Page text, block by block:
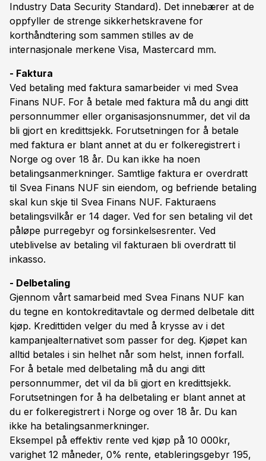
Industry Data Security Standard). Det innebærer at de
oppfyller de strenge sikkerhetskravene for
korthåndtering som sammen stilles av de
internasjonale merkene Visa, Mastercard mm.
- Faktura
Ved betaling med faktura samarbeider vi med Svea
Finans NUF. For å betale med faktura må du angi ditt
personnummer eller organisasjonsnummer, det vil da
bli gjort en kredittsjekk. Forutsetningen for å betale
med faktura er blant annet at du er folkeregistrert i
Norge og over 18 år. Du kan ikke ha noen
betalingsanmerkninger. Samtlige faktura er overdratt
til Svea Finans NUF sin eiendom, og befriende betaling
skal kun skje til Svea Finans NUF. Fakturaens
betalingsvilkår er 14 dager. Ved for sen betaling vil det
påløpe purregebyr og forsinkelsesrenter. Ved
uteblivelse av betaling vil fakturaen bli overdratt til
inkasso.
- Delbetaling
Gjennom vårt samarbeid med Svea Finans NUF kan
du tegne en kontokreditavtale og dermed delbetale ditt
kjøp. Kredittiden velger du med å krysse av i det
kampanjealternativet som passer for deg. Kjøpet kan
alltid betales i sin helhet når som helst, innen forfall.
For å betale med delbetaling må du angi ditt
personnummer, det vil da bli gjort en kredittsjekk.
Forutsetningen for å ha delbetaling er blant annet at
du er folkeregistrert i Norge og over 18 år. Du kan
ikke ha betalingsanmerkninger.
Eksempel på effektiv rente ved kjøp på 10 000kr,
varighet 12 måneder, 0% rente, etableringsgebyr 195,